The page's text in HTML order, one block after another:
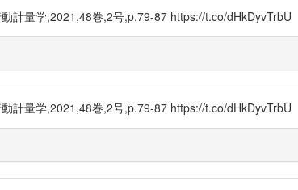
計量学,2021,48巻,2号,p.79-87 https://t.co/dHkDyvTrbU
計量学,2021,48巻,2号,p.79-87 https://t.co/dHkDyvTrbU